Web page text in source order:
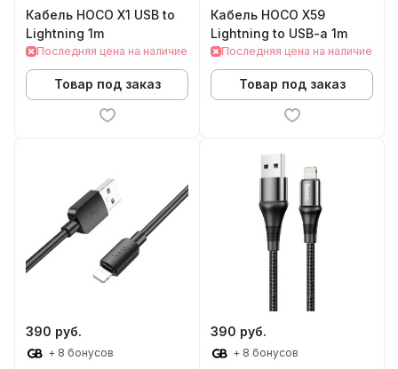
Кабель HOCO X1 USB to
Lightning 1m
Последняя цена на наличие
Товар под заказ
Кабель HOCO X59
Lightning to USB-a 1m
Последняя цена на наличие
Товар под заказ
390 руб.
+ 8 бонусов
390 руб.
+ 8 бонусов